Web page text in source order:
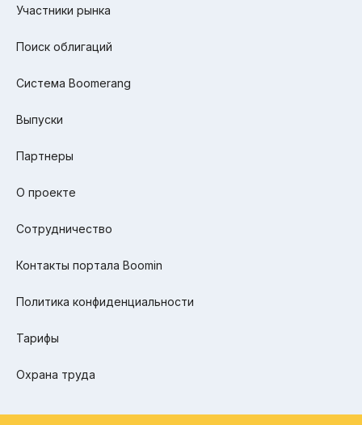
Участники рынка
Поиск облигаций
Система Boomerang
Выпуски
Партнеры
О проекте
Сотрудничество
Контакты портала Boomin
Политика конфиденциальности
Тарифы
Охрана труда